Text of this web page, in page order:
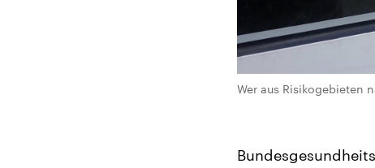
Wer aus Risikogebieten